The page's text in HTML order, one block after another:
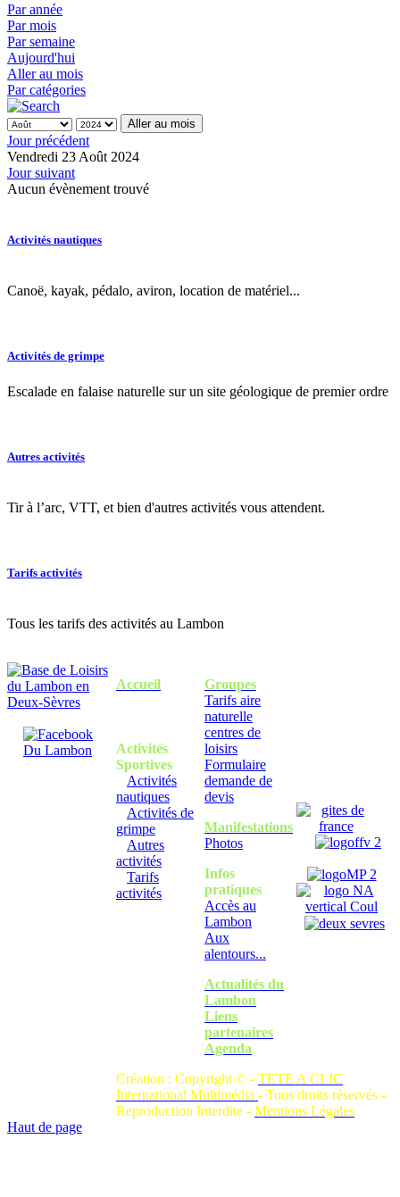
Par année
Par mois
Par semaine
Aujourd'hui
Aller au mois
Par catégories
Aller au mois
Jour précédent
Vendredi 23 Août 2024
Jour suivant
Aucun évènement trouvé
Activités nautiques
Canoë, kayak, pédalo, aviron, location de matériel...
Activités de grimpe
Escalade en falaise naturelle sur un site géologique de premier ordre
Autres activités
Tir à l’arc, VTT, et bien d'autres activités vous attendent.
Tarifs activités
Tous les tarifs des activités au Lambon
Accueil
Activités
Sportives
Activités
nautiques
Activités de
grimpe
Autres
activités
Tarifs
activités
Groupes
Tarifs aire
naturelle
centres de
loisirs
Formulaire
demande de
devis
Manifestations
Photos
Infos
pratiques
Accès au
Lambon
Aux
alentours...
Actualités du
Lambon
Liens
partenaires
Agenda
Création : Copyright © - TETE A CLIC
International Multimédia - Tous droits réservés -
Reproduction Interdite - Mentions Légales
Haut de page